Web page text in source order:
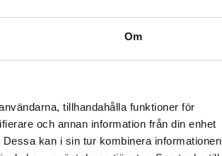
Om
tillhandahålla funktioner för
och annan information från din enhet
kan i sin tur kombinera informationen
127,04 kr
I apotek:127,04 kr
Köp via ditt recept